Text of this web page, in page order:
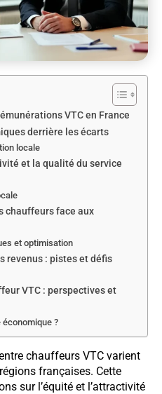
VTC en France
derrière les écarts
locale
et la qualité du service
chauffeurs face aux
et optimisation
revenus : pistes et défis
VTC : perspectives et
économique ?
chauffeurs VTC varient
françaises. Cette
sur l’équité et l’attractivité